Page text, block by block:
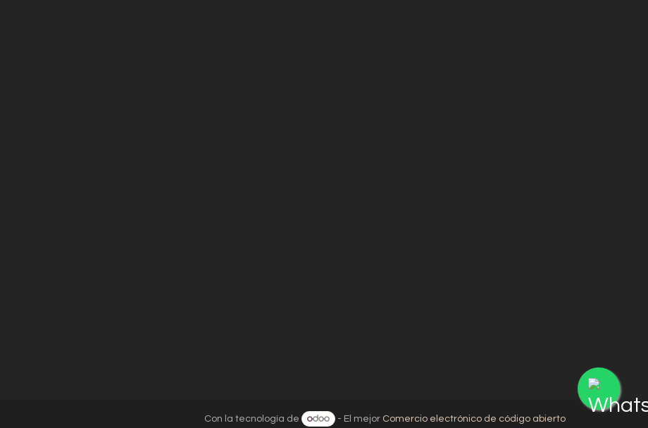
Con la tecnología de - El mejor Comercio electrónico de código abierto